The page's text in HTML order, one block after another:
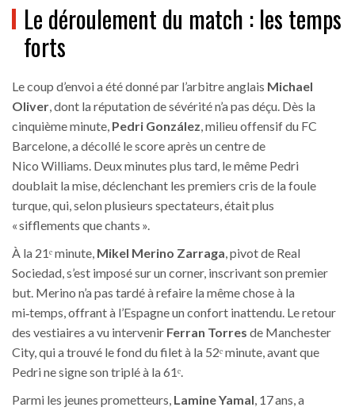
Le déroulement du match : les temps
forts
Le coup d’envoi a été donné par l’arbitre anglais Michael
Oliver, dont la réputation de sévérité n’a pas déçu. Dès la
cinquième minute, Pedri González, milieu offensif du FC
Barcelone, a décollé le score après un centre de
Nico Williams. Deux minutes plus tard, le même Pedri
doublait la mise, déclenchant les premiers cris de la foule
turque, qui, selon plusieurs spectateurs, était plus
« sifflements que chants ».
À la 21ᵉ minute, Mikel Merino Zarraga, pivot de Real
Sociedad, s’est imposé sur un corner, inscrivant son premier
but. Merino n’a pas tardé à refaire la même chose à la
mi‑temps, offrant à l’Espagne un confort inattendu. Le retour
des vestiaires a vu intervenir Ferran Torres de Manchester
City, qui a trouvé le fond du filet à la 52ᵉ minute, avant que
Pedri ne signe son triplé à la 61ᵉ.
Parmi les jeunes prometteurs, Lamine Yamal, 17 ans, a